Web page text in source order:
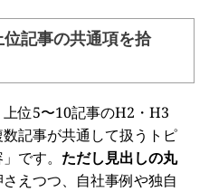
記事の共通項を拾
位5〜10記事のH2・H3
記事が共通して扱うトピ
です。 ただし見出しの丸
えつつ、自社事例や独自